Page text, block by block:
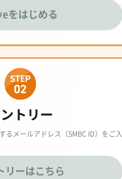
をはじめる
るメールアドレス（SMBC ID）をご入
リーはこちら